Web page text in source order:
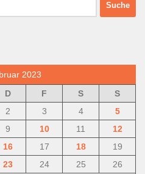
2023
D F S
S
2 3 4
5
9 10 11
12
16 17 18
19
23 24 25
26